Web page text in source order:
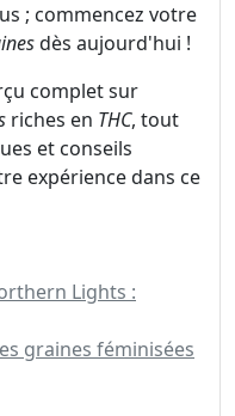
; commencez votre
dès aujourd'hui !
complet sur
riches en THC, tout
et conseils
expérience dans ce
Lights :
graines féminisées